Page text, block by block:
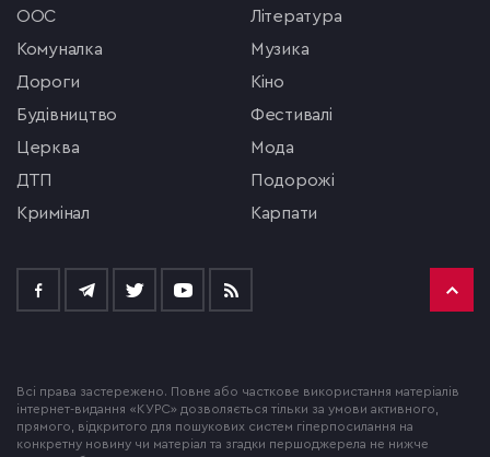
ООС
комуналка
Дороги
будівництво
церква
ДТП
кримінал
література
музика
кіно
фестивалі
мода
подорожі
Карпати
Всі права застережено. Повне або часткове використання матеріалів
інтернет-видання «КУРС» дозволяється тільки за умови активного,
прямого, відкритого для пошукових систем гіперпосилання на
конкретну новину чи матеріал та згадки першоджерела не нижче